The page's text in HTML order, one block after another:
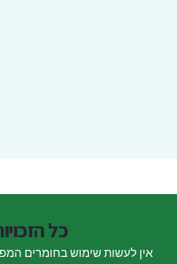
כל
אין לעשות שימוש בחומרים